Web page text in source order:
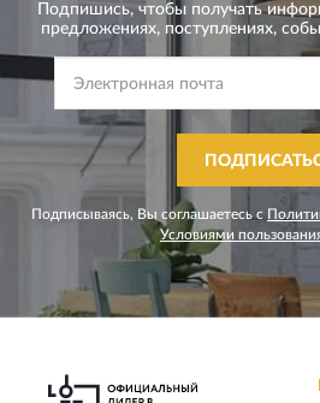
Подпишись, чтобы получать
предложениях, поступлениях,
Подписываясь, Вы соглашаетесь с
Условиями